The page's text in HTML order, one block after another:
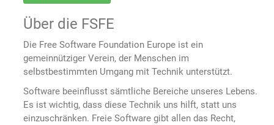
Über die FSFE
Die Free Software Foundation Europe ist ein
gemeinnütziger Verein, der Menschen im
selbstbestimmten Umgang mit Technik unterstützt.
Software beeinflusst sämtliche Bereiche unseres Lebens.
Es ist wichtig, dass diese Technik uns hilft, statt uns
einzuschränken. Freie Software gibt allen das Recht,